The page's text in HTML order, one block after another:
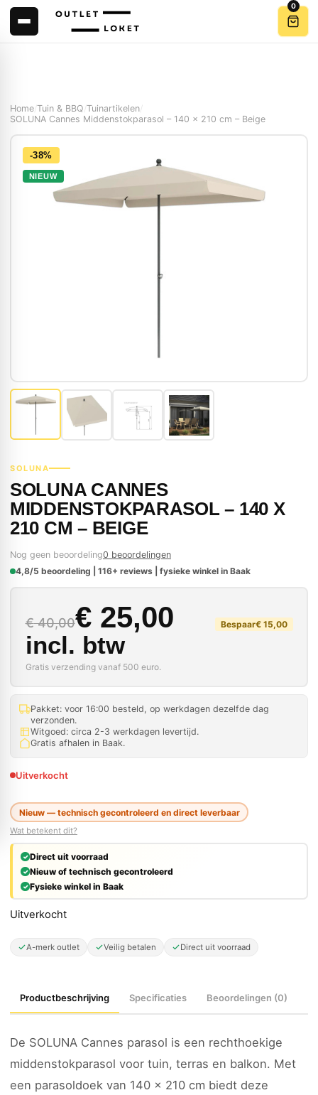
0
Home Tuin & BBQ Tuinartikelen
SOLUNA Cannes Middenstokparasol – 140 x 210 cm – Beige
-38%
NIEUW
SOLUNA
SOLUNA CANNES
MIDDENSTOKPARASOL – 140 X
210 CM – BEIGE
Nog geen beoordeling0 beoordelingen
4,8/5 beoordeling | 116+ reviews | fysieke winkel in Baak
€40,00
Oorspronkelijke
€25,00
Huidige prijs is: €
incl. btw
Bespaar€15,00
Gratis verzending vanaf 500 euro.
Pakket: voor 16:00 besteld, op werkdagen dezelfde dag
verzonden.
Witgoed: circa 2-3 werkdagen levertijd.
Gratis afhalen in Baak.
Uitverkocht
Nieuw — technisch gecontroleerd en direct leverbaar
Wat betekent dit?
Direct uit voorraad
Nieuw of technisch gecontroleerd
Fysieke winkel in Baak
Uitverkocht
A-merk outlet Veilig betalen Direct uit voorraad
Productbeschrijving Specificaties Beoordelingen (0)
De SOLUNA Cannes parasol is een rechthoekige
middenstokparasol voor tuin, terras en balkon. Met
een parasoldoek van 140 x 210 cm biedt deze